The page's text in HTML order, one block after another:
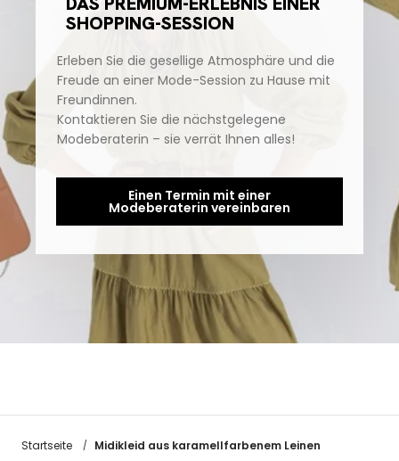
SHOPPING-SESSION
Erleben Sie die gesellige Atmosphäre und die
Freude an einer Mode-Session zu Hause mit
Freundinnen.
Kontaktieren Sie die nächstgelegene
Modeberaterin – sie verrät Ihnen alles!
Einen Termin mit einer
Modeberaterin vereinbaren
Startseite / Midikleid aus karamellfarbenem Leinen